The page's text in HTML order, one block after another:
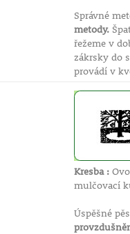
Správné
metody.
řežeme v
zákrsky do
provádí v
Kresba :
mulčovací
Úspěšné